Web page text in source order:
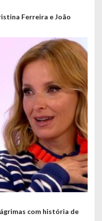
Ferreira e João
com história de